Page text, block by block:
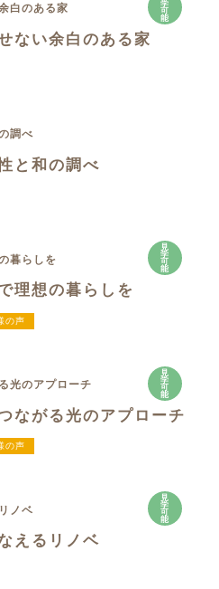
学
可
能
ない余白のある家
と和の調べ
見
学
可
能
理想の暮らしを
の声
見
学
可
能
ながる光のアプローチ
の声
見
学
可
能
えるリノベ